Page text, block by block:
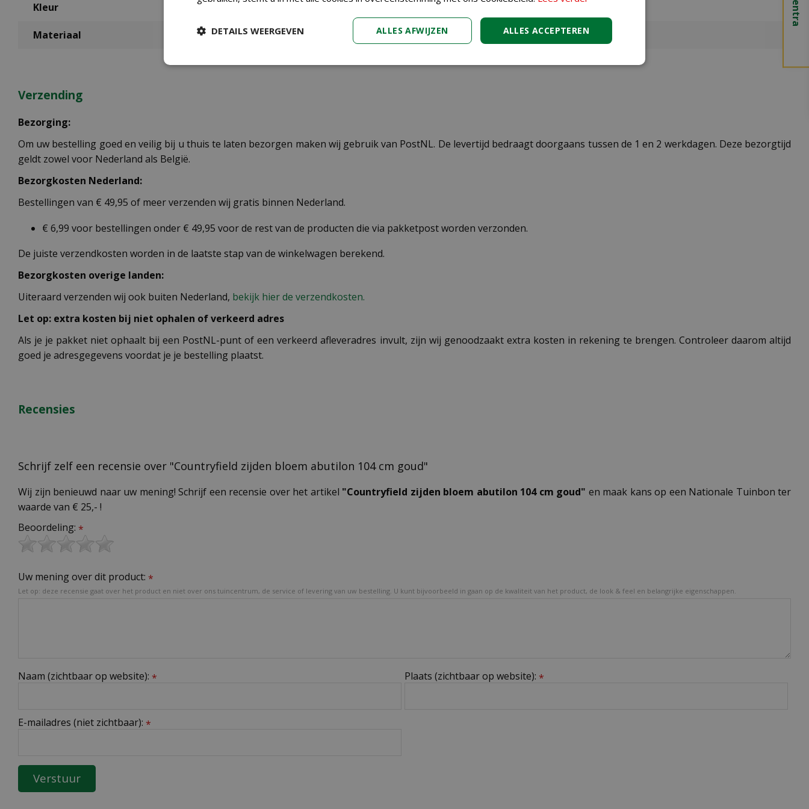
Kleur
Materiaal kunstmatige zijde
Verzending
Bezorging:
Om uw bestelling goed en veilig bij u thuis te laten bezorgen maken wij gebruik van PostNL. De levertijd bedraagt doorgaans tussen de 1 en 2 werkdagen. Deze bezorgtijd
geldt zowel voor Nederland als België.
Bezorgkosten Nederland:
Bestellingen van € 49,95 of meer verzenden wij gratis binnen Nederland.
€ 6,99 voor bestellingen onder € 49,95 voor de rest van de producten die via pakketpost worden verzonden.
De juiste verzendkosten worden in de laatste stap van de winkelwagen berekend.
Bezorgkosten overige landen:
Uiteraard verzenden wij ook buiten Nederland, bekijk hier de verzendkosten.
Let op: extra kosten bij niet ophalen of verkeerd adres
Als je je pakket niet ophaalt bij een PostNL-punt of een verkeerd afleveradres invult, zijn wij genoodzaakt extra kosten in rekening te brengen. Controleer daarom altijd
goed je adresgegevens voordat je je bestelling plaatst.
Recensies
Schrijf zelf een recensie over "Countryfield zijden bloem abutilon 104 cm goud"
Wij zijn benieuwd naar uw mening! Schrijf een recensie over het artikel "Countryfield zijden bloem abutilon 104 cm goud" en maak kans op een Nationale Tuinbon ter
waarde van € 25,- !
Beoordeling: *
Uw mening over dit product: *
Let op: deze recensie gaat over het product en niet over ons tuincentrum, de service of levering van uw bestelling. U kunt bijvoorbeeld in gaan op de kwaliteit van het product, de look & feel en belangrijke eigenschappen.
Naam (zichtbaar op website): * Plaats (zichtbaar op website): *
E-mailadres (niet zichtbaar): *
ALLES ACCEPTEREN
ALLES AFWIJZEN
DETAILS WEERGEVEN